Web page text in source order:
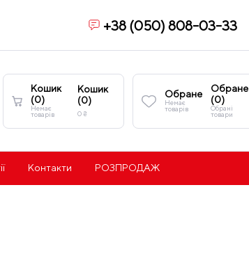
+38 (050) 808-03-33
Кошик
(0)
Немає
товарів
Кошик
(0)
0₴
Обране
Немає
товарів
Обране
(0)
Обрані
товари
Контакти РОЗПРОДАЖ